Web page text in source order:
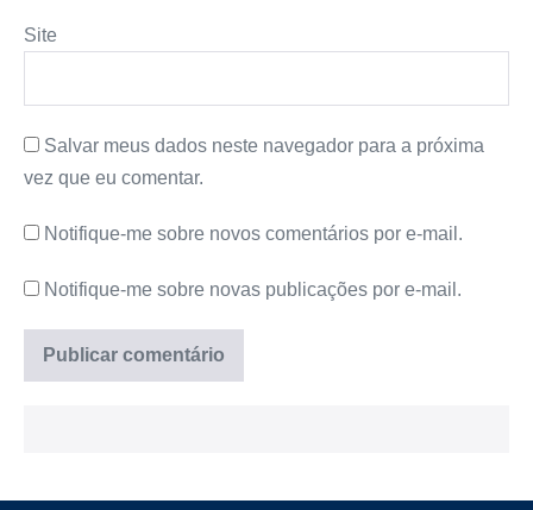
Site
Salvar meus dados neste navegador para a próxima
vez que eu comentar.
Notifique-me sobre novos comentários por e-mail.
Notifique-me sobre novas publicações por e-mail.